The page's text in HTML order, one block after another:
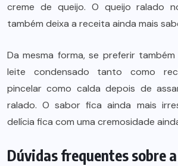
creme de queijo. O queijo ralado
também deixa a receita ainda mais
Da mesma forma, se preferir
leite condensado tanto como
pincelar como calda depois de
ralado. O sabor fica ainda mais
delícia fica com uma cremosidade
Dúvidas frequentes sobre